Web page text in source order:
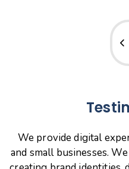
We provide digital
and small businesses.